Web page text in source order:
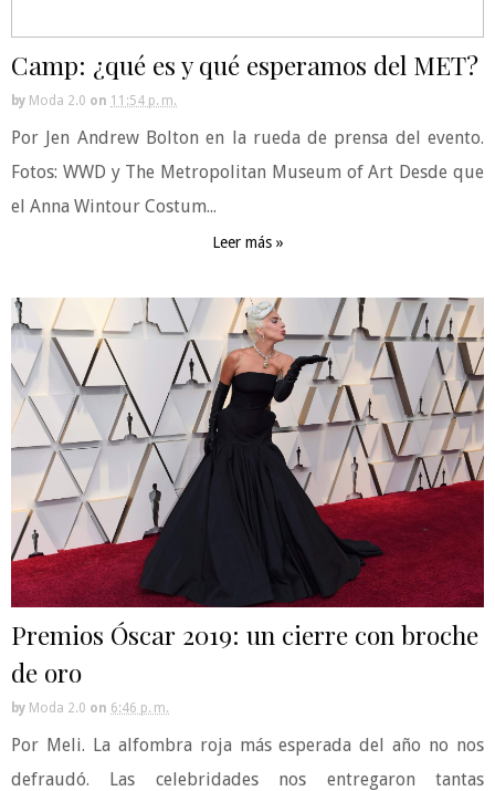
Camp: ¿qué es y qué esperamos del MET?
by Moda 2.0 on 11:54 p. m.
Por Jen Andrew Bolton en la rueda de prensa del evento.
Fotos: WWD y The Metropolitan Museum of Art Desde que
el Anna Wintour Costum...
Leer más »
Premios Óscar 2019: un cierre con broche
de oro
by Moda 2.0 on 6:46 p. m.
Por Meli. La alfombra roja más esperada del año no nos
defraudó. Las celebridades nos entregaron tantas